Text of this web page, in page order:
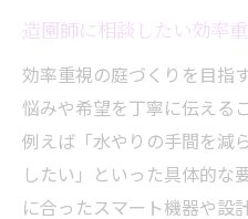
造園師に相談したい効率
効率重視の庭づくりを目指
悩みや希望を丁寧に伝える
例えば「水やりの手間を減
したい」といった具体的な
に合ったスマート機器や設